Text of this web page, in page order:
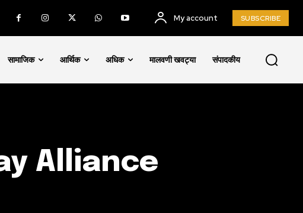
SUBSCRIBE
and accept thePrivacy Policy.
75
My account SUBSCRIBE
सामाजिक आर्थिक अधिक मालवणी खवट्या संपादकीय
Alliance